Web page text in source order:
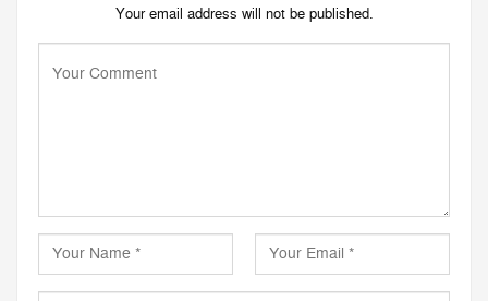
Your email address will not be published.